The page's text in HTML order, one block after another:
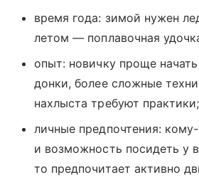
время года: зимой нужен
летом — поплавочная
опыт: новичку проще
донки, более сложные
нахлыста требуют практики;
личные предпочтения:
и возможность посидеть у
то предпочитает активно